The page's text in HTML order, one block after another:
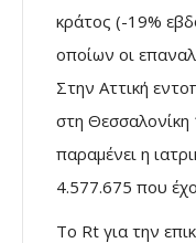
κράτος (-19%
οποίων οι
Στην Αττική
στη
παραμένει η
4.577.675 που
Το Rt για την